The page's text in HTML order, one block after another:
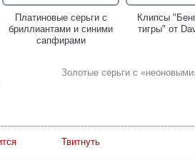
Платиновые серьги с
бриллиантами и синими
сапфирами
Клипсы
тигры" от
Золотые серьги с
Твитнуть